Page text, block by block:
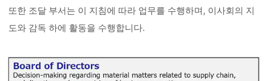
또한 조달 부서는 이 지침에 따라 업무를 수행하며, 이사회의 지
도와 감독 하에 활동을 수행합니다.